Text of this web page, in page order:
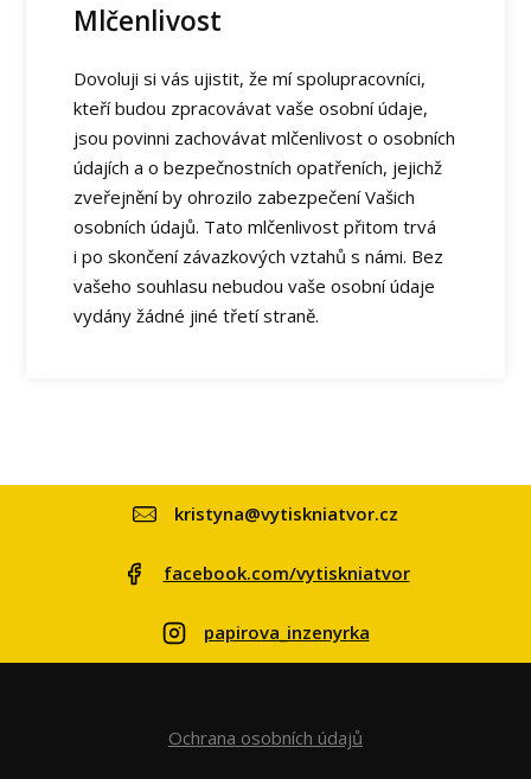
Mlčenlivost
Dovoluji si vás ujistit, že mí spolupracovníci,
kteří budou zpracovávat vaše osobní údaje,
jsou povinni zachovávat mlčenlivost o osobních
údajích a o bezpečnostních opatřeních, jejichž
zveřejnění by ohrozilo zabezpečení Vašich
osobních údajů. Tato mlčenlivost přitom trvá
i po skončení závazkových vztahů s námi. Bez
vašeho souhlasu nebudou vaše osobní údaje
vydány žádné jiné třetí straně.
kristyna@vytiskniatvor.cz
facebook.com/vytiskniatvor
papirova_inzenyrka
Ochrana osobních údajů